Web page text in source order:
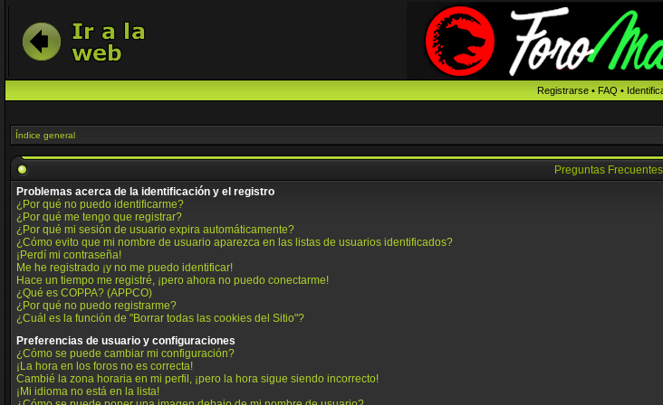
Registrarse•FAQ•
Índice general
Preguntas Frecuentes
Problemas acerca de la identificación y el registro
¿Por qué no puedo identificarme?
¿Por qué me tengo que registrar?
¿Por qué mi sesión de usuario expira automáticamente?
¿Cómo evito que mi nombre de usuario aparezca en las listas de usuarios identificados?
¡Perdí mi contraseña!
Me he registrado ¡y no me puedo identificar!
Hace un tiempo me registré, ¡pero ahora no puedo conectarme!
¿Qué es COPPA? (APPCO)
¿Por qué no puedo registrarme?
¿Cuál es la función de "Borrar todas las cookies del Sitio"?
Preferencias de usuario y configuraciones
¿Cómo se puede cambiar mi configuración?
¡La hora en los foros no es correcta!
Cambié la zona horaria en mi perfil, ¡pero la hora sigue siendo incorrecto!
¡Mi idioma no está en la lista!